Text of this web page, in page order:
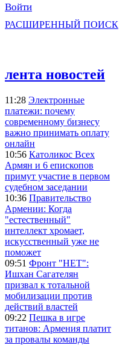
Войти
РАСШИРЕННЫЙ ПОИСК
лента новостей
11:28 Электронные
платежи: почему
современному бизнесу
важно принимать оплату
онлайн
10:56 Католикос Всех
Армян и 6 епископов
примут участие в первом
судебном заседании
10:36 Правительство
Армении: Когда
"естественный"
интеллект хромает,
искусственный уже не
поможет
09:51 Фронт "НЕТ":
Ишхан Сагателян
призвал к тотальной
мобилизации против
действий властей
09:22 Пешка в игре
титанов: Армения платит
за провалы команды